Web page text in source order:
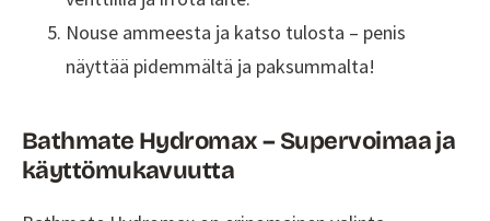
Nouse ammeesta ja katso tulosta – penis
näyttää pidemmältä ja paksummalta!
Bathmate Hydromax – Supervoimaa ja
käyttömukavuutta